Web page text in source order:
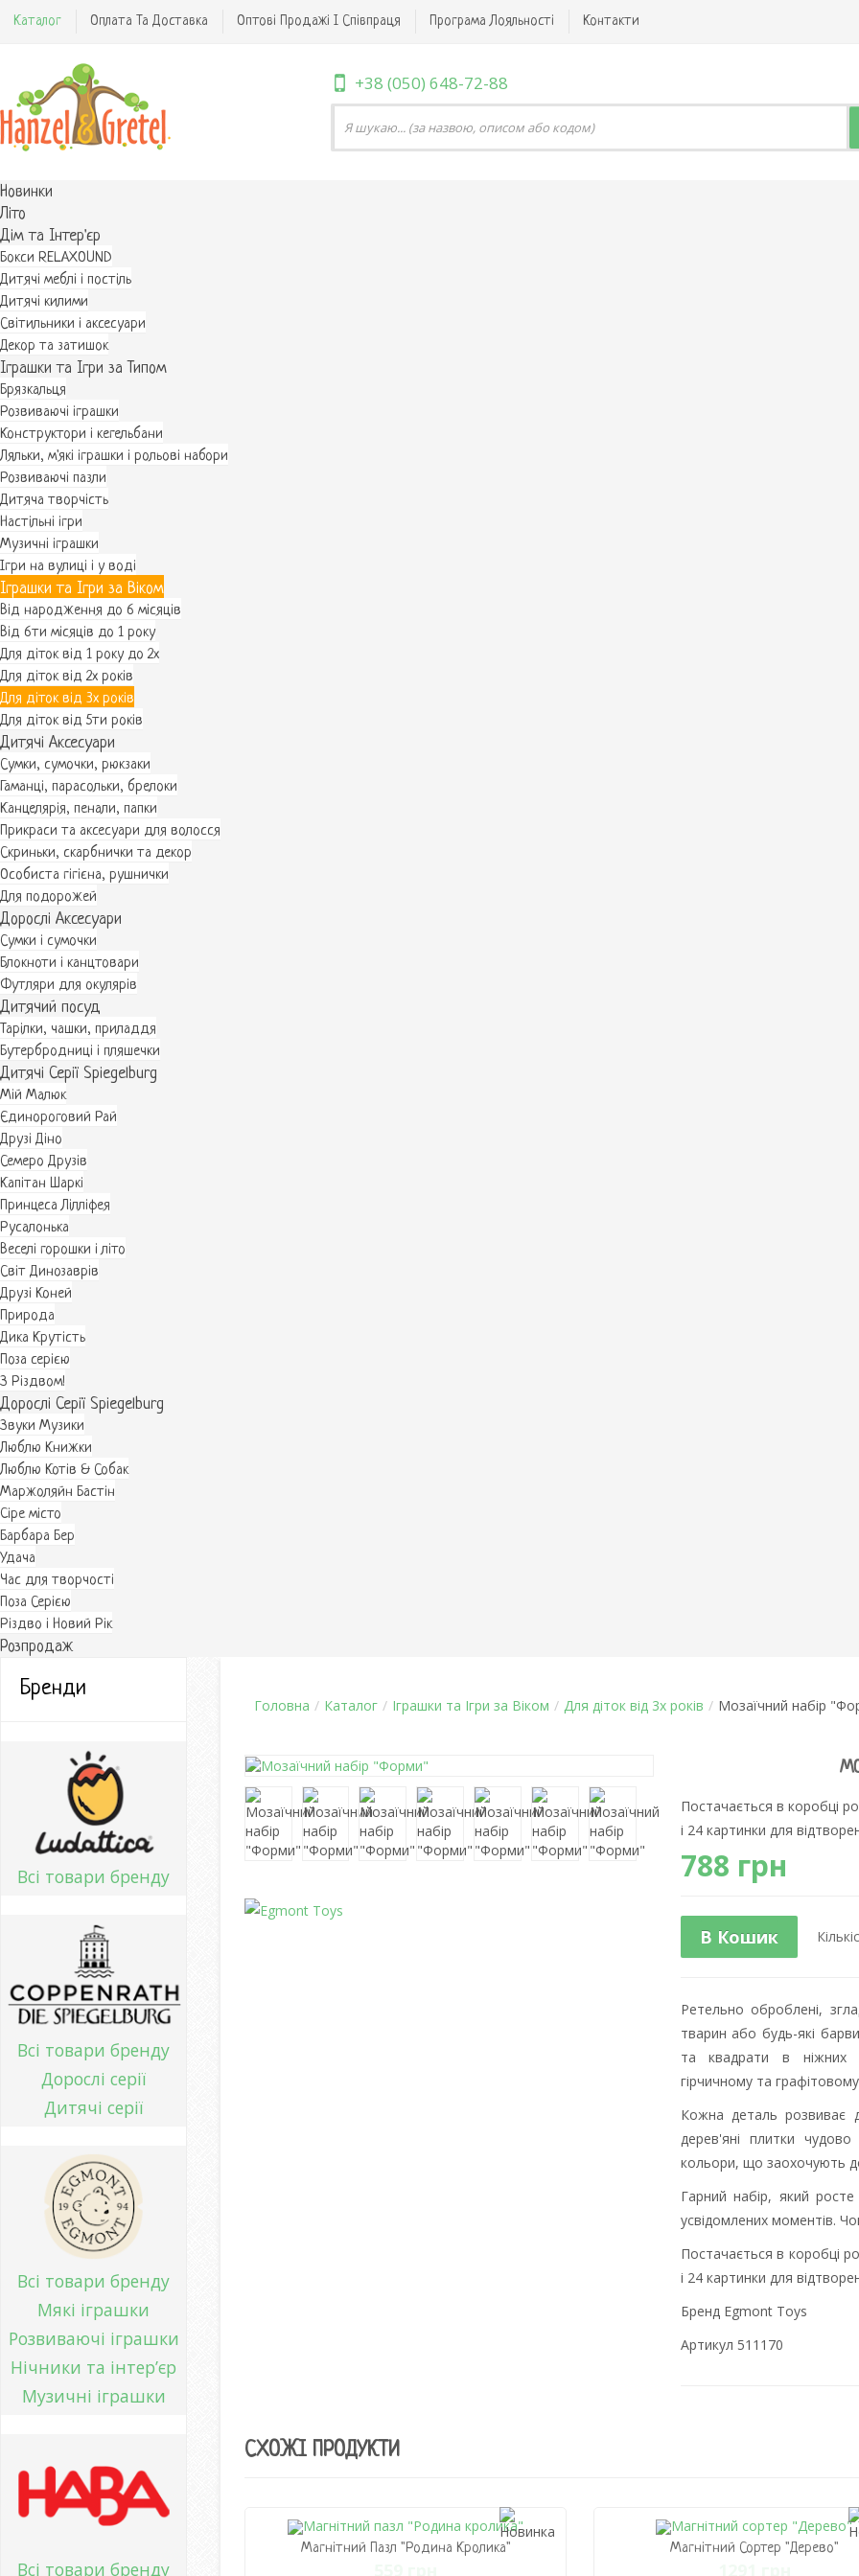
Каталог Оплата Та Доставка Оптові Продажі І Співпраця Програма Лояльності Контакти
+38 (050) 648-72-88
Новинки
Літо
Дім та Інтер'єр
Бокси RELAXOUND
Дитячі меблі і постіль
Дитячі килими
Світильники і аксесуари
Декор та затишок
Іграшки та Ігри за Типом
Брязкальця
Розвиваючі іграшки
Конструктори і кегельбани
Ляльки, м'які іграшки і рольові набори
Розвиваючі пазли
Дитяча творчість
Настільні ігри
Музичні іграшки
Ігри на вулиці і у воді
Іграшки та Ігри за Віком
Від народження до 6 місяців
Від 6ти місяців до 1 року
Для діток від 1 року до 2х
Для діток від 2х років
Для діток від 3х років
Для діток від 5ти років
Дитячі Аксесуари
Сумки, сумочки, рюкзаки
Гаманці, парасольки, брелоки
Канцелярія, пенали, папки
Прикраси та аксесуари для волосся
Скриньки, скарбнички та декор
Особиста гігієна, рушнички
Для подорожей
Дорослі Аксесуари
Сумки і сумочки
Блокноти і канцтовари
Футляри для окулярів
Дитячий посуд
Тарілки, чашки, приладдя
Бутербродниці і пляшечки
Дитячі Серії Spiegelburg
Мій Малюк
Єдинороговий Рай
Друзі Діно
Семеро Друзів
Капітан Шаркі
Принцеса Лілліфея
Русалонька
Веселі горошки і літо
Світ Динозаврів
Друзі Коней
Природа
Дика Крутість
Поза серією
З Різдвом!
Дорослі Серії Spiegelburg
Звуки Музики
Люблю Книжки
Люблю Котів & Собак
Маржоляйн Бастін
Cіре місто
Барбара Бер
Удача
Час для творчості
Поза Серією
Різдво і Новий Рік
Розпродаж
Бренди
Всі товари бренду
Всі товари бренду
Дорослі серії
Дитячі серії
Всі товари бренду
Мякі іграшки
Розвиваючі іграшки
Нічники та інтер’єр
Музичні іграшки
Всі товари бренду
Головна / Каталог / Іграшки та Ігри за Віком / Для діток від 3х років / Мозаїчний набір
Постачається в коробці
і 24 картинки для
788 грн
В Кошик
Ретельно оброблені,
тварин або будь-які
та квадрати в ніжних
гірчичному та
Кожна деталь розвиває
дерев'яні плитки
кольори, що заохочують
Гарний набір, який
усвідомлених моментів.
Постачається в коробці
і 24 картинки для
Бренд Egmont Toys
Артикул 511170
СХОЖІ ПРОДУКТИ
Магнітний Пазл "Родина Кролика" Магнітний Сортер "Дерево"